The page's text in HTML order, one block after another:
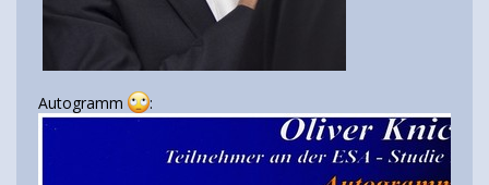
Autogramm :